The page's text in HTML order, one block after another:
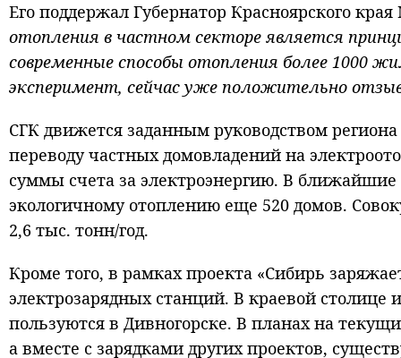
Его поддержал Губернатор Красноярского
отопления в частном секторе является
современные способы отопления более 1000
эксперимент, сейчас уже положительно
СГК движется заданным руководством
переводу частных домовладений на
суммы счета за электроэнергию. В
экологичному отоплению еще 520 домов.
2,6 тыс. тонн/год.
Кроме того, в рамках проекта «Сибирь
электрозарядных станций. В краевой
пользуются в Дивногорске. В планах на
а вместе с зарядками других проектов,